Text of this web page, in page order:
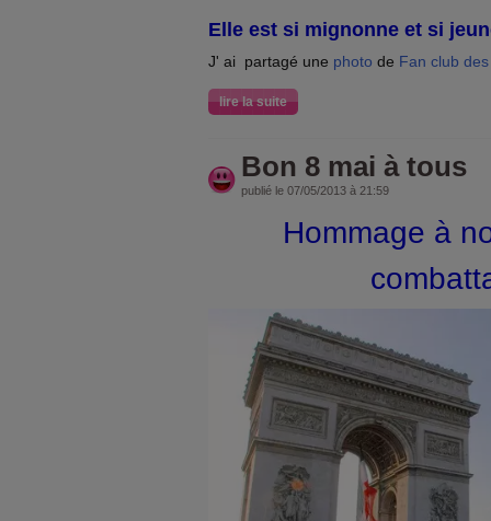
Elle est si mignonne et si
J' ai partagé une photo de Fan club
lire la suite
Bon 8 mai à tous
publié le 07/05/2013 à 21:59
Hommage à